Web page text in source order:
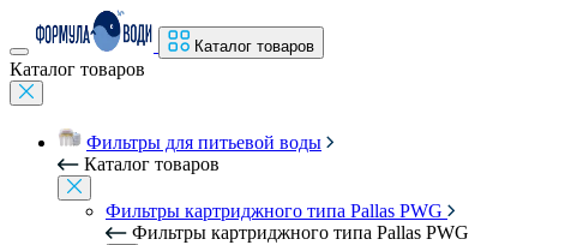
Каталог товаров
Каталог товаров
Фильтры для питьевой воды
Каталог товаров
Фильтры картриджного типа Pallas PWG
Фильтры картриджного типа Pallas PWG